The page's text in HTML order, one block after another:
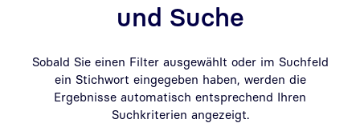
und Suche
Sobald Sie einen Filter ausgewählt oder im Suchfeld
ein Stichwort eingegeben haben, werden die
Ergebnisse automatisch entsprechend Ihren
Suchkriterien angezeigt.